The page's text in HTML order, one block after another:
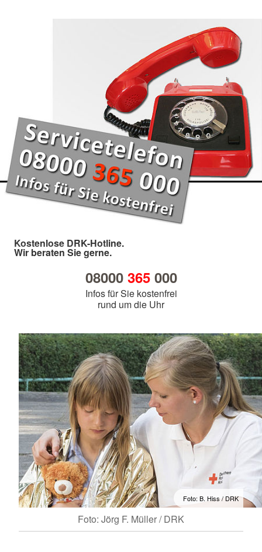
Kostenlose DRK-Hotline.
Wir beraten Sie gerne.
08000 365000
Infos für Sie kostenfrei
rund um die Uhr
Foto: B. Hiss / DRK
Foto: Jörg F. Müller / DRK